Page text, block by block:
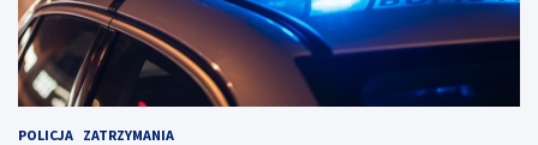
POLICJA ZATRZYMANIA